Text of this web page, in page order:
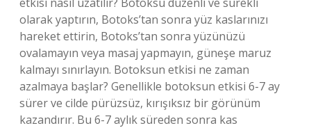
olarak yaptırın, Botoks’tan sonra yüz kaslarınızı
hareket ettirin, Botoks’tan sonra yüzünüzü
ovalamayın veya masaj yapmayın, güneşe maruz
kalmayı sınırlayın. Botoksun etkisi ne zaman
azalmaya başlar? Genellikle botoksun etkisi 6-7 ay
sürer ve cilde pürüzsüz, kırışıksız bir görünüm
kazandırır. Bu 6-7 aylık süreden sonra kas